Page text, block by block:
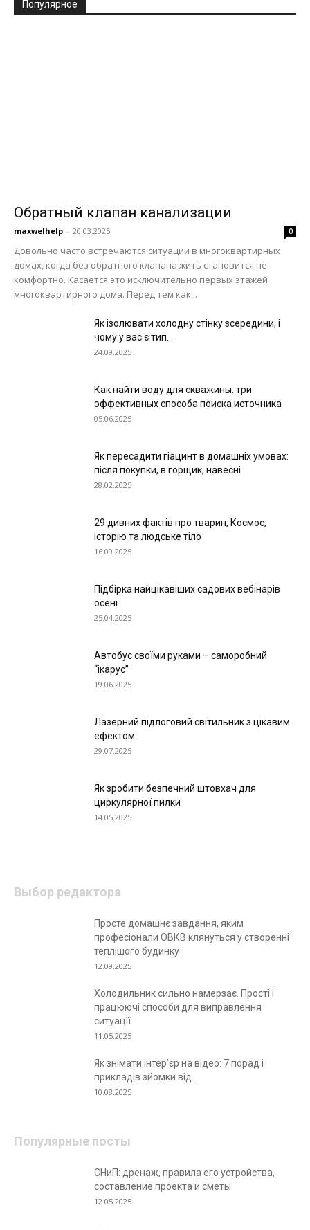
Популярное
Обратный клапан канализации
maxwelhelp - 20.03.2025 0
Довольно часто встречаются ситуации в многоквартирных
домах, когда без обратного клапана жить становится не
комфортно. Касается это исключительно первых этажей
многоквартирного дома. Перед тем как...
Як ізолювати холодну стінку зсередини, і
чому у вас є тип...
24.09.2025
Как найти воду для скважины: три
эффективных способа поиска источника
05.06.2025
Як пересадити гіацинт в домашніх умовах:
після покупки, в горщик, навесні
28.02.2025
29 дивних фактів про тварин, Космос,
історію та людське тіло
16.09.2025
Підбірка найцікавіших садових вебінарів
осені
25.04.2025
Автобус своїми руками – саморобний
“ікарус”
19.06.2025
Лазерний підлоговий світильник з цікавим
ефектом
29.07.2025
Як зробити безпечний штовхач для
циркулярної пилки
14.05.2025
Выбор редактора
Просте домашнє завдання, яким
професіонали ОВКВ клянуться у створенні
теплішого будинку
12.09.2025
Холодильник сильно намерзає. Прості і
працюючі способи для виправлення
ситуації
11.05.2025
Як знімати інтер’єр на відео: 7 порад і
прикладів зйомки від...
10.08.2025
Популярные посты
СНиП: дренаж, правила его устройства,
составление проекта и сметы
12.05.2025